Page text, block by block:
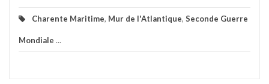
Charente Maritime, Mur de l'Atlantique, Seconde Guerre
Mondiale ...